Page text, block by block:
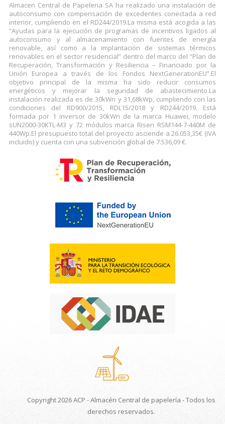
Almacen Central de Papeleria SA ha realizado una instalación de
autoconsumo con compensación de excedentes conectada a red
interior, cumpliendo en el RD244/2019.La misma está acogida a las
“Ayudas para la ejecución de programas de incentivos ligados al
autoconsumo y al almacenamiento con fuentes de energía
renovable, así como a la implantación de sistemas térmicos
renovables en el sector residencial” dentro del marco del “Plan de
Recuperación, Transformación y Resiliencia – Financiado por la
Unión Europea a través de los Fondos NextGenerationEU”.El
objetivo principal de la misma ha sido reducir consumos
energéticos y mejorar la seguridad de abastecimiento.La
instalación realizada es de 30kWn y 31,68kWp, cumpliendo con las
condiciones del RD900/2015, RDL15/2018 y RD244/2019. Está
formada por 1 inversor de 30kWn de la marca Huawei, modelo
sUN2000-30KTL-M3 y 72 módulos marca Risen RSM144-7-440M de
440Wp.El presupuesto total del proyecto asciende a 26.053,35€ (IVA
incluido) y cuenta con una subvención global de 7.536,09 €.
Copyright 2026 ACP - Almacén Central de papelería - Todos los
derechos reservados.